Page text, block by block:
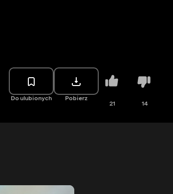
Do ulubionych Pobierz
21 14